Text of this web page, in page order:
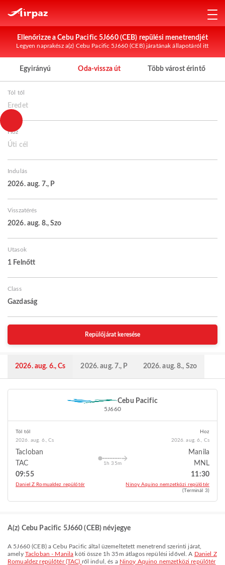
Ellenőrizze a Cebu Pacific 5J660 (CEB) repülési menetrendjét
Legyen naprakész a(z) Cebu Pacific 5J660 (CEB) járatának állapotáról itt
Egyirányú Oda-vissza út Több várost érintő
Tól től
Eredet
Hoz
Úti cél
Indulás
2026. aug. 7., P
Visszatérés
2026. aug. 8., Szo
Utasok
1 Felnőtt
Class
Gazdaság
Repülőjárat keresése
2026. aug. 6., Cs 2026. aug. 7., P 2026. aug. 8., Szo
Cebu Pacific
5J660
Tól től
2026. aug. 6., Cs
Tacloban
TAC
09:55
Daniel Z Romualdez repülőtér
1h 35m
Hoz
2026. aug. 6., Cs
Manila
MNL
11:30
Ninoy Aquino nemzetközi repülőtér
(Terminál 3)
A(z) Cebu Pacific 5J660 (CEB) névjegye
A 5J660(CEB) aCebu Pacific által üzemeltetett menetrend szerinti járat,
amely Tacloban - Manila köti össze 1h 35m átlagos repülési idővel. A Daniel Z
Romualdez repülőtér (TAC) ről indul, és a Ninoy Aquino nemzetközi repülőtér